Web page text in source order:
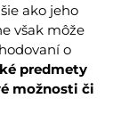
ako jeho
však môže
o
predmety
možnosti či